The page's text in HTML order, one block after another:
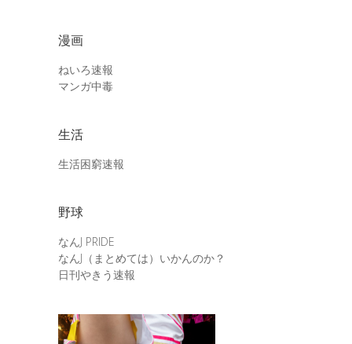
漫画
ねいろ速報
マンガ中毒
生活
生活困窮速報
野球
なんJ PRIDE
なんJ（まとめては）いかんのか？
日刊やきう速報